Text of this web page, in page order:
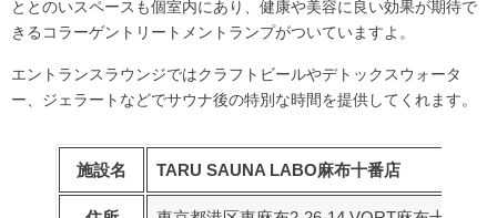
ととのいスペースも個室内にあり、健康や美容に良い効果が期待で
きる コラーゲントリートメントランプがついていますよ。
エントランスラウンジではクラフトビールやデトックスウォータ
ー、ジェラート などでサウナ後の特別な時間を提供してくれます。
施設名 TARU SAUNA LABO麻布十番店